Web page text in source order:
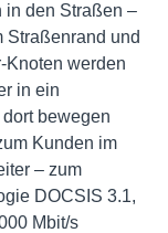
in den Straßen –
Straßenrand und
Knoten werden
in ein
bewegen
Kunden im
– zum
DOCSIS 3.1,
Mbit/s